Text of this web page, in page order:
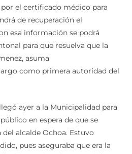
de recuperación el
esa información se podrá
para que resuelva que la
asuma
como primera autoridad del
en espera de que se
alcalde Ochoa. Estuvo
pues aseguraba que era la
del cantón sufre un accidente